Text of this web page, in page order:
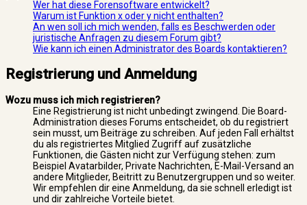
Wer hat diese Forensoftware entwickelt?
Warum ist Funktion x oder y nicht enthalten?
An wen soll ich mich wenden, falls es Beschwerden oder
juristische Anfragen zu diesem Forum gibt?
Wie kann ich einen Administrator des Boards kontaktieren?
Registrierung und Anmeldung
Wozu muss ich mich registrieren?
Eine Registrierung ist nicht unbedingt zwingend. Die Board-
Administration dieses Forums entscheidet, ob du registriert
sein musst, um Beiträge zu schreiben. Auf jeden Fall erhältst
du als registriertes Mitglied Zugriff auf zusätzliche
Funktionen, die Gästen nicht zur Verfügung stehen: zum
Beispiel Avatarbilder, Private Nachrichten, E-Mail-Versand an
andere Mitglieder, Beitritt zu Benutzergruppen und so weiter.
Wir empfehlen dir eine Anmeldung, da sie schnell erledigt ist
und dir zahlreiche Vorteile bietet.